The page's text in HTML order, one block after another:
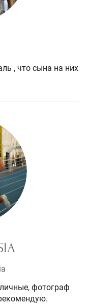
, что сына на них
фотограф